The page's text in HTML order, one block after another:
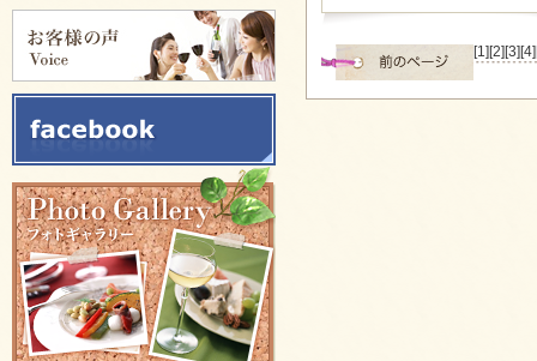
ピンチョスバスケット【要3日前予約】をご注
文いただきました。
フルーツバスケット【要3日前予約】をご注文
イタリアンサンドバスケット 【要3日前予
2025/09/29
カリブ風スパイシージャークチキンをご注文
いただきました。
2025/09/29
ソーセージアソートをご注文いただきまし
た。
2025/09/29
[1] [2] [3] [4]